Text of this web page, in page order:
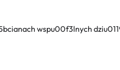
wspu00f3lnych